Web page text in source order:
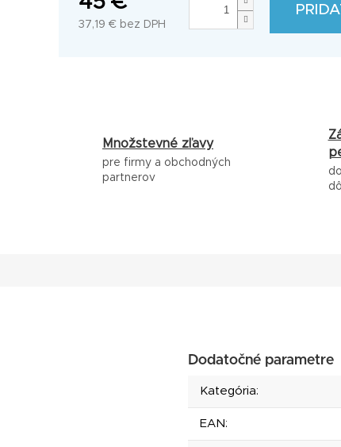
37,19 € bez DPH
Množstevné zľavy
pre firmy a obchodných
partnerov
Dodatočné parametre
Kategória:
EAN :